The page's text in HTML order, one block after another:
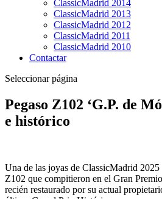
ClassicMadrid 2014
ClassicMadrid 2013
ClassicMadrid 2012
ClassicMadrid 2011
ClassicMadrid 2010
Contactar
Seleccionar página
Pegaso Z102 ‘G.P. de
e histórico
Una de las joyas de ClassicMadrid 2025
Z102 que compitieron en el Gran
recién restaurado por su actual